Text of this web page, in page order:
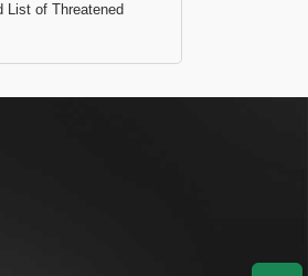
List of Threatened